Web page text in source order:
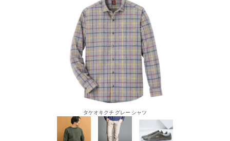
タケオキクチ グレー シャツ